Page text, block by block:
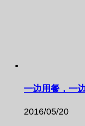
一边用餐，一
2016/05/20